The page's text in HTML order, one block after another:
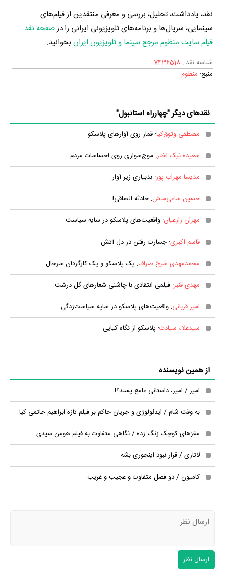
نقد، یادداشت، تحلیل، بررسی و معرفی منتقدین از فیلم‌های
سینمایی، سریال‌ها و برنامه‌های تلویزیونی ایرانی را درصفحه نقد
فیلم سایت منظوم مرجع سینما و تلویزیون ایران بخوانید.
شناسه نقد : 7436518
منبع: منظوم
نقدهای دیگر "چهارراه استانبول"
مصطفی وثوق‌کیا: قمار روی آوارهای پلاسکو
سعیده نیک اختر: موج‌سواری روی احساسات مردم
مدیسا مهراب پور: بدبیاری زیر آوار
حسین ساعی‌منش: حادثه الصاقی!
مهران زارعیان: واقعیت‌های پلاسکو در سایه سیاست
قاسم اکبری: جسارت رفتن در دل آتش
محمدمهدی شیخ صراف: یک پلاسکو و یک کارگردان سرحال
مهدی قنبر: فیلمی انتقادی با چاشنی شعارهای گل درشت
امیر قربانی: واقعیت‌های پلاسکو در سایه سیاست‌زدگی
سیدعلاء سیادت: پلاسکو از نگاه کیایی
از همین نویسنده
امیر / امیر، داستانی عامع پسند؟!
به وقت شام / ایدئولوژی و جریان حاکم بر فیلم تازه ابراهیم حاتمی کیا
مغزهای کوچک زنگ زده / نگاهی متفاوت به فیلم هومن سیدی
لاتاری / قرار نبود اینجوری بشه
کامیون / دو فصل متفاوت و عجیب و غریب
ارسال نظر